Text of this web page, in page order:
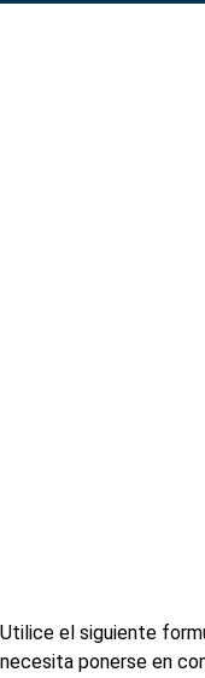
Utilice el siguiente
necesita ponerse en